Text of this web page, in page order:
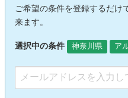
ご希望の条件を登録するだけ
来ます。
選択中の条件 神奈川県 ア